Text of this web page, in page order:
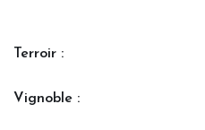
Terroir :
Vignoble :